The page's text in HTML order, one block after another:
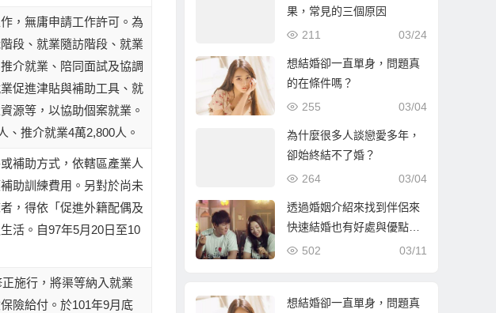
，無庸申請工作許可。為
段、就業隨訪階段、就業
介就業、陪同面試及協調
促進津貼與補助工具、就
源等，以協助個案就業。
、推介就業4萬2,800人。
補助方式，依轄區產業人
助訓練費用。另對於尚未
，得依「促進外籍配偶及
活。自97年5月20日至10
施行，將渠等納入就業
險給付。於101年9月底
果，常見的三個原因
03/24
211
想結婚卻一直單身，問題真
的在條件嗎？
03/04
255
為什麼很多人談戀愛多年，
卻始終結不了婚？
03/04
264
透過婚姻介紹來找到伴侶來
快速結婚也有好處與優點…
03/11
502
想結婚卻一直單身，問題真